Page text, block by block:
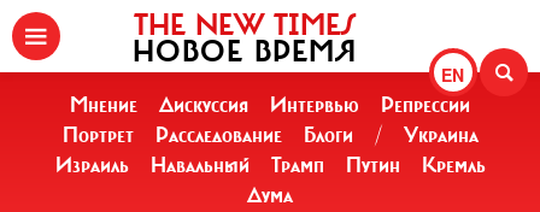
EN
THE NEW TIMES
НОВОЕ ВРЕМЯ
Мнение Дискуссия Интервью
Репрессии
Портрет
Расследование Блоги /
Украина
Израиль
Навальный Трамп Путин
Кремль
Дума